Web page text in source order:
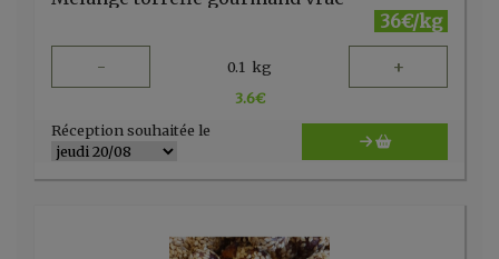
36€/kg
- 0.1 kg +
3.6€
Réception souhaitée le